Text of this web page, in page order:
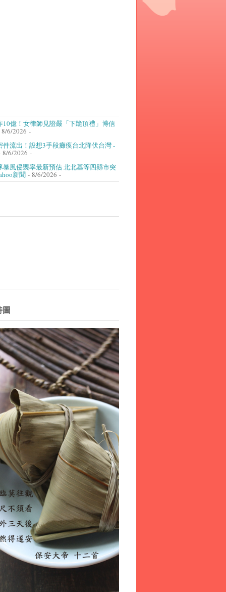
10億！女律師見證嚴「下跪頂禮」博信
6/2026 -
件流出！設想3手段癱瘓台北降伏台灣 -
6/2026 -
暴風侵襲率最新預估 北北基等四縣市突
新聞 - 8/6/2026 -
圖